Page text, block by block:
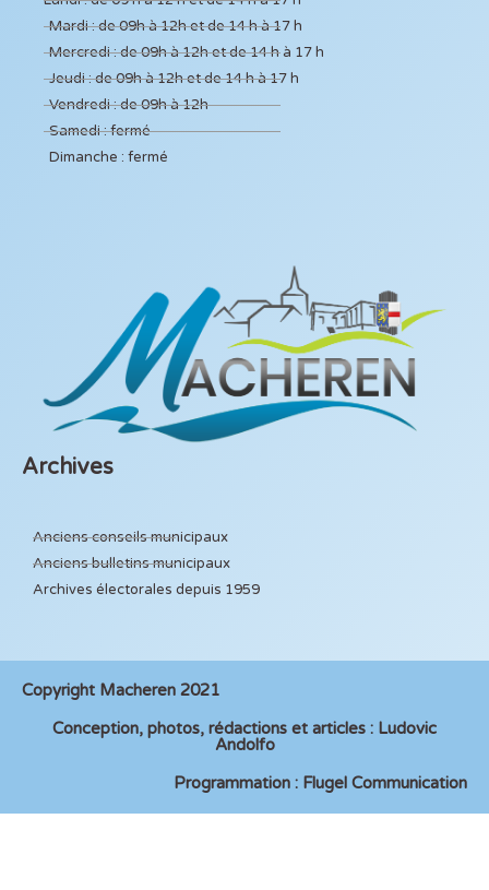
Mardi : de 09h à 12h et de 14 h à 17 h
Mercredi : de 09h à 12h et de 14 h à 17 h
Jeudi : de 09h à 12h et de 14 h à 17 h
Vendredi : de 09h à 12h
Samedi : fermé
Dimanche : fermé
Archives
Anciens conseils municipaux
Anciens bulletins municipaux
Archives électorales depuis 1959
Copyright Macheren 2021
Conception, photos, rédactions et articles : Ludovic
Andolfo
Programmation : Flugel Communication